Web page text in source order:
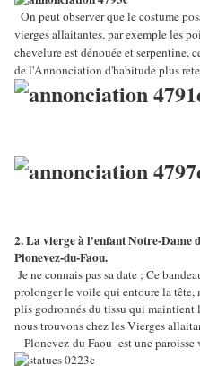
On peut observer que le costume
vierges allaitantes, par exemple les
chevelure est dénouée et serpentine,
de l'Annonciation d'habitude plus
2. La vierge à l'enfant Notre-Dame
Plonevez-du-Faou.
Je ne connais pas sa date ; Ce
prolonger le voile qui entoure la tête,
plis godronnés du tissu qui maintient
nous trouvons chez les Vierges
Plonevez-du Faou est une paroisse